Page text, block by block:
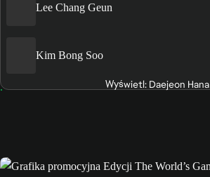
Lee Chang Geun
Kim Bong Soo
Wyświetl: Daejeon Hana